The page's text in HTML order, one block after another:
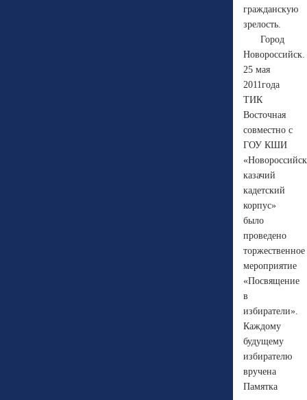
гражданскую
зрелость.
Город
Новороссийск.
25 мая
2011года
ТИК
Восточная
совместно с
ГОУ КШИ
казачий
кадетский
корпус»
было
проведено
торжественное
мероприятие
«Посвящение
в
избиратели».
Каждому
будущему
избирателю
вручена
Памятка